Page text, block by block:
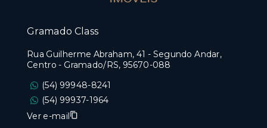
Gramado Class
Rua Guilherme Abraham, 41 - Segundo Andar,
Centro - Gramado/RS, 95670-088
(54) 99948-8241
(54) 99937-1964
Ver e-mail